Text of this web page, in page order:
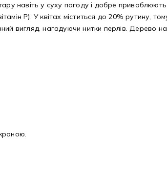
навіть у суху погоду і добре
Р). У квітах міститься до 20% рутину,
вигляд, нагадуючи нитки перлів. Дерево